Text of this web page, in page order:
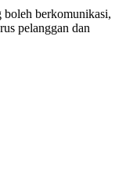
boleh berkomunikasi,
pelanggan dan